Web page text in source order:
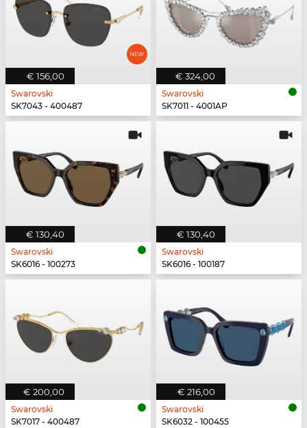
€ 156,00
Swarovski
SK7043 - 400487
€ 324,00
Swarovski
SK7011 - 4001AP
€ 130,40
Swarovski
SK6016 - 100273
€ 130,40
Swarovski
SK6016 - 100187
€ 200,00
Swarovski
SK7017 - 400487
€ 216,00
Swarovski
SK6032 - 100455